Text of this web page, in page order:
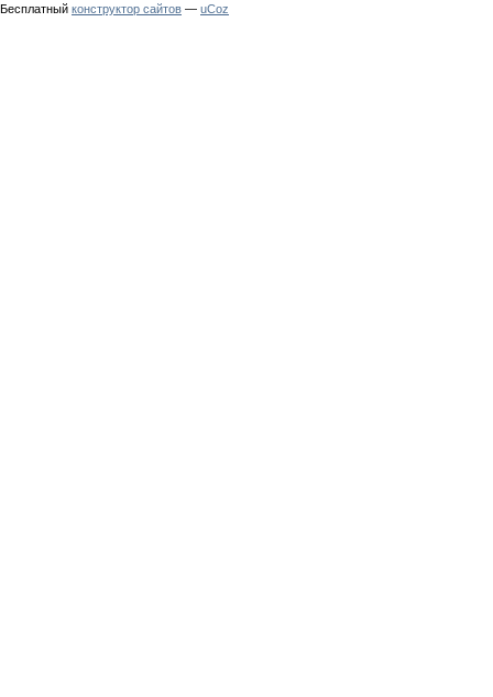
Бесплатный конструктор сайтов — uCoz